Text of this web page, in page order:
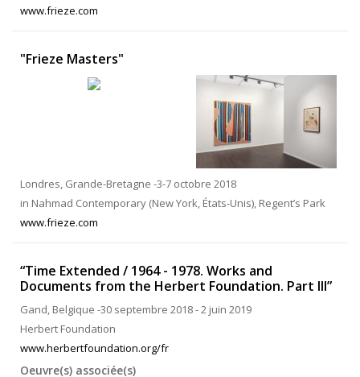
www.frieze.com
"Frieze Masters"
Londres, Grande-Bretagne -3-7 octobre 2018
in Nahmad Contemporary (New York, États-Unis), Regent’s Park
www.frieze.com
“Time Extended / 1964 - 1978. Works and
Documents from the Herbert Foundation. Part III”
Gand, Belgique -30 septembre 2018 - 2 juin 2019
Herbert Foundation
www.herbertfoundation.org/fr
Oeuvre(s) associée(s)